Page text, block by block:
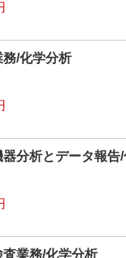
/化学分析
分析とデータ報告
業務/化学分析